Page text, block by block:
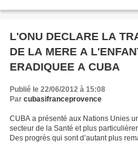
L'ONU DECLARE LA
DE LA MERE A
ERADIQUEE A CUBA
Publié le 22/06/2012 à 15:08
Par cubasifranceprovence
CUBA a présenté aux Nations Unies
secteur de la Santé et plus
Des progrès qui sont d’autant plus